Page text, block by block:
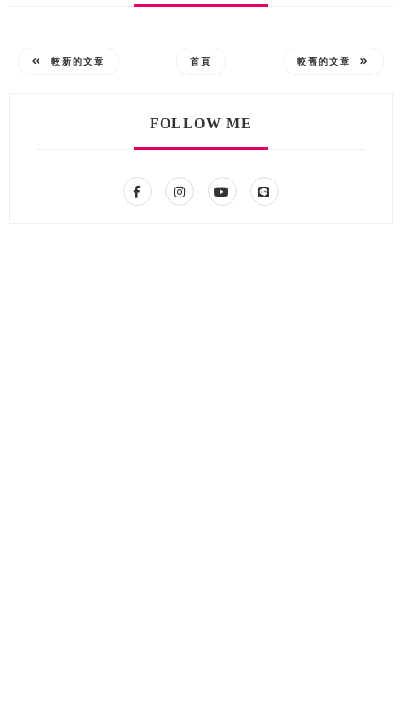
較新的文章 首頁 較舊的文章
FOLLOW ME